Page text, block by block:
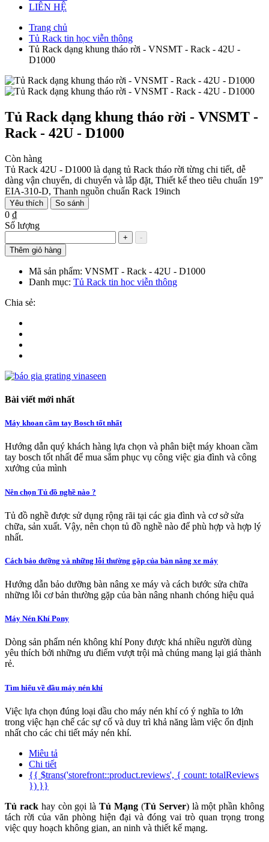
LIÊN HỆ
Trang chủ
Tủ Rack tin học viễn thông
Tủ Rack dạng khung tháo rời - VNSMT - Rack - 42U -
D1000
Tủ Rack dạng khung tháo rời - VNSMT -
Rack - 42U - D1000
Còn hàng
Tủ Rack 42U - D1000 là dạng tủ Rack tháo rời từng chi tiết, dễ
dàng vận chuyển, di chuyển và lắp đặt, Thiết kế theo tiêu chuẩn 19”
EIA-310-D, Thanh nguồn chuẩn Rack 19inch
Yêu thích So sánh
0 ₫
Số lượng
+
-
Thêm giỏ hàng
Mã sản phẩm: VNSMT - Rack - 42U - D1000
Danh mục: Tủ Rack tin học viễn thông
Chia sẻ:
Bài viết mới nhất
Máy khoan cầm tay Bosch tốt nhất
Hướng dẫn quý khách hàng lựa chọn và phân biệt máy khoan cầm
tay bosch tốt nhất để mua sắm phục vụ công việc gia đình và công
xưởng của mình
Nên chọn Tủ đồ nghề nào ?
Tủ đồ nghề được sử dụng rộng rãi tại các gia đình và cơ sở sửa
chữa, sản xuất. Vậy, nên chọn tủ đồ nghề nào để phù hợp và hợp lý
nhất.
Cách bảo dưỡng và những lỗi thường gặp của bàn nâng xe máy
Hướng dẫn bảo dưỡng bàn nâng xe máy và cách bước sửa chữa
những lỗi cơ bản thường gặp của bàn nâng nhanh chóng hiệu quả
Máy Nén Khí Pony
Dòng sản phẩm nén không khí Pony được khá nhiều người dùng
yêu thích bởi những ưu điểm vượt trội mà chúng mang lại giá thành
rẻ.
Tìm hiểu về dầu máy nén khí
Việc lựa chọn đúng loại dầu cho máy nén khí có ý nghĩa to lớn
trong việc hạn chế các sự cố và duy trì khả năng làm việc ổn định
nhất cho các chi tiết máy nén khí.
Miêu tả
Chi tiết
{{ $trans('storefront::product.reviews', { count: totalReviews
}) }}
Tủ rackhay còn gọi làTủ Mạng(Tủ Server) là một phần không
tách rời của văn phòng hiện đại và đóng vai trò quan trọng trong
việc quy hoạch không gian, an ninh và thiết kế mạng.